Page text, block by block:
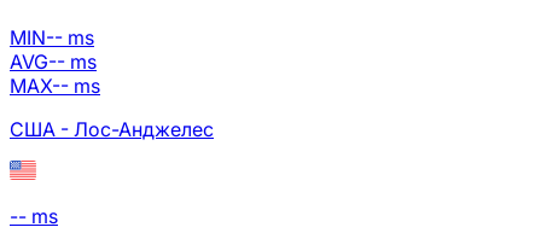
MIN-- ms
AVG-- ms
MAX-- ms
США - Лос-Анджелес
-- ms